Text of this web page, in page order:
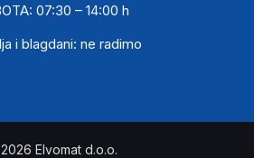
07:30 – 14:00 h
i blagdani: ne radimo
Elvomat d.o.o.